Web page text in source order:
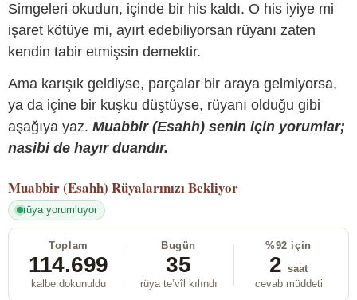
Simgeleri okudun, içinde bir his kaldı. O his iyiye mi
işaret kötüye mi, ayırt edebiliyorsan rüyanı zaten
kendin tabir etmişsin demektir.
Ama karışık geldiyse, parçalar bir araya gelmiyorsa,
ya da içine bir kuşku düştüyse, rüyanı olduğu gibi
aşağıya yaz. Muabbir (Esahh) senin için yorumlar;
nasibi de hayır duandır.
Muabbir (Esahh) Rüyalarınızı Bekliyor
rüya yorumluyor
Toplam
114.699
kalbe dokunuldu
Bugün
35
rüya te’vîl kılındı
%92 için
2 saat
cevab müddeti